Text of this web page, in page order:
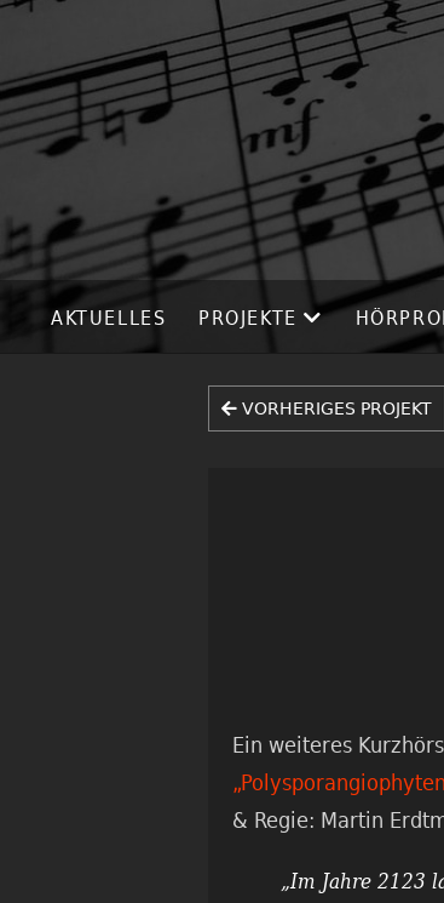
AKTUELLES PROJEKTE
VORHERIGES PROJEKT
Ein weiteres
& Regie: Martin
„Im Jahre 2123